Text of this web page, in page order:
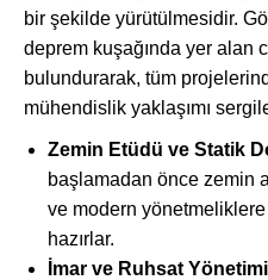
bir şekilde yürütülmesidir.
deprem kuşağında yer alan
bulundurarak, tüm
mühendislik yaklaşımı
Zemin Etüdü ve Statik
başlamadan önce zemin
ve modern
hazırlar.
İmar ve Ruhsat